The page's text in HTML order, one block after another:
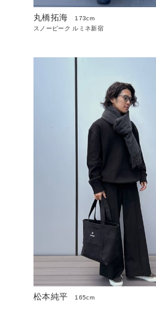
丸橋拓海
173cm
スノーピーク ルミネ新宿
松本純平 165cm